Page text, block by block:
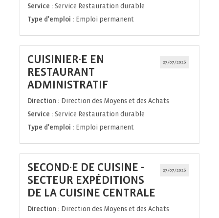
Service : Service Restauration durable
Type d'emploi : Emploi permanent
27/07/2026
CUISINIER·E EN
RESTAURANT
ADMINISTRATIF
fenêtre)
Direction : Direction des Moyens et des Achats
Service : Service Restauration durable
Type d'emploi : Emploi permanent
27/07/2026
SECOND·E DE CUISINE -
SECTEUR EXPÉDITIONS
DE LA CUISINE CENTRALE
fenêtre)
Direction : Direction des Moyens et des Achats